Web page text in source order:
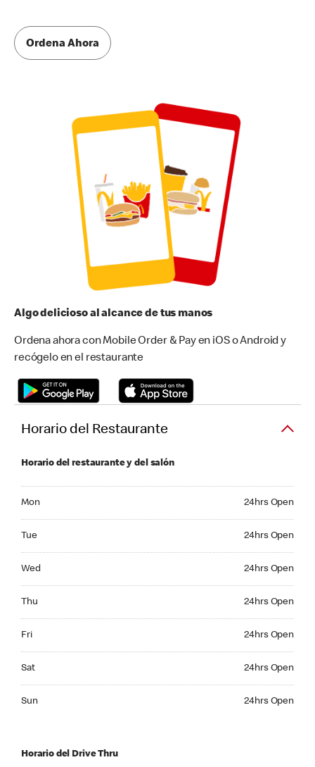
Ordena Ahora
Algo delicioso al alcance de tus manos
Ordena ahora con Mobile Order & Pay en iOS o Android y
recógelo en el restaurante
Horario del Restaurante
Horario del restaurante y del salón
Mon 24hrs Open
Tue 24hrs Open
Wed 24hrs Open
Thu 24hrs Open
Fri 24hrs Open
Sat 24hrs Open
Sun 24hrs Open
Horario del Drive Thru